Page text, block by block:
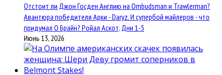
Отстоит ли Джон Госден Англию на Ombudsman и Trawlerman?
Авантюра победителя Арки - Daryz. И супербой майлеров - что
придумал О Брайн? Ройал Аскот, Дни 1-5
Июнь 13, 2026